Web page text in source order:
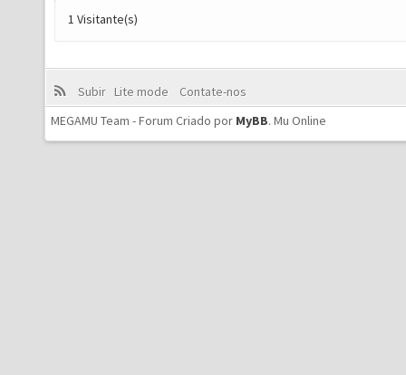
1 Visitante(s)
Subir Lite mode
Contate-nos
MEGAMU Team - Forum Criado por MyBB. Mu Online